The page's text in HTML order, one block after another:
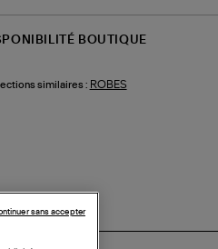
BOUTIQUE
similaires : ROBES
sans accepter